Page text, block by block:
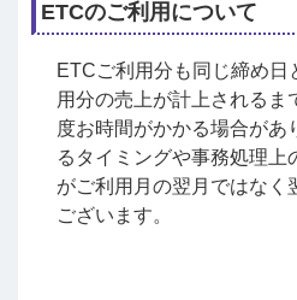
ETCのご利用について
ETCご利用分も同じ締め日
用分の売上が計上されるま
度お時間がかかる場合があ
るタイミングや事務処理上
がご利用月の翌月ではなく
ございます。